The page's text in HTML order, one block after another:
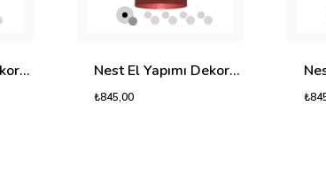
Nest El Yapımı Dekoratif Tasarım Jüt Avize M (Ekru, 300gr.) Nest El Yapımı Dekoratif Tasarım Jüt Avize M (Kırmızı, 300gr.)
₺845,00